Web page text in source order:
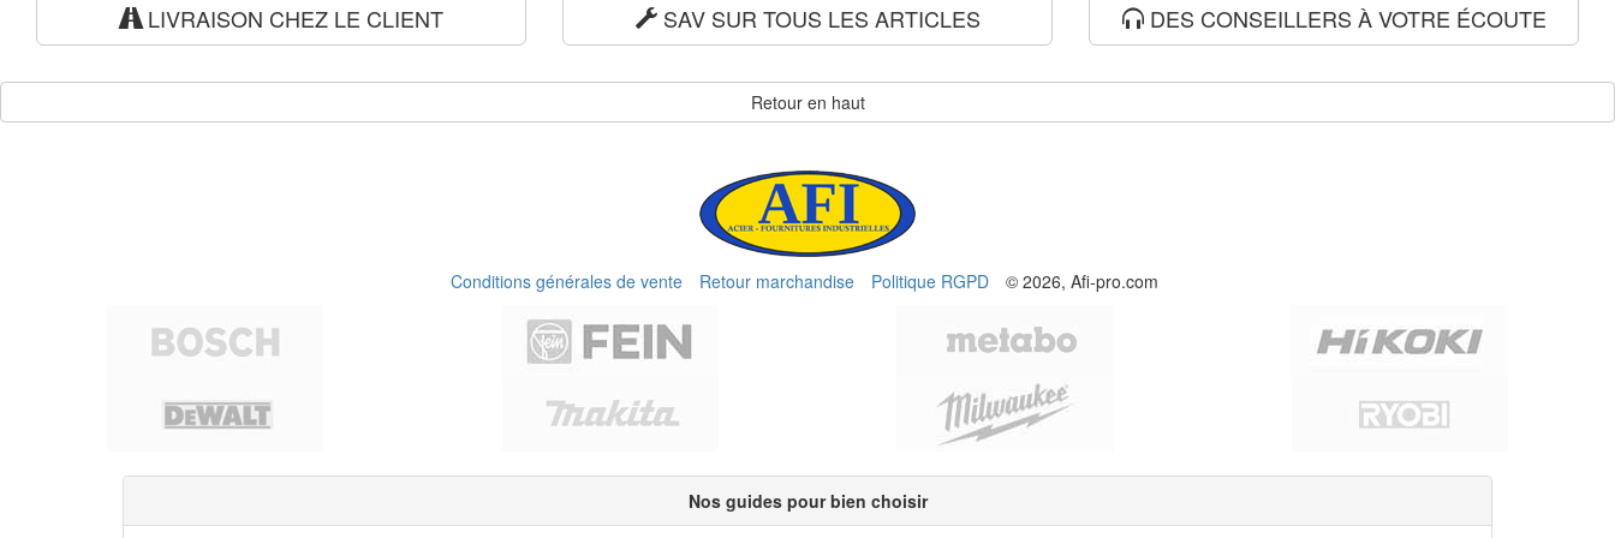
LIVRAISON CHEZ LE CLIENT SAV SUR TOUS LES ARTICLES DES CONSEILLERS À VOTRE ÉCOUTE
Retour en haut
Conditions générales de vente Retour marchandise Politique RGPD © 2026, Afi-pro.com
Nos guides pour bien choisir